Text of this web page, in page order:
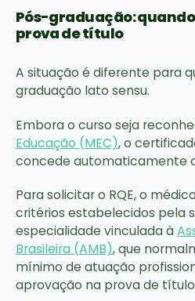
Pós-graduação:
prova de título
A situação é diferente para
graduação lato sensu.
Embora o curso seja
Educação (MEC), o
concede automaticamente
Para solicitar o RQE, o
critérios estabelecidos pela
especialidade vinculada à
Brasileira (AMB), que
mínimo de atuação
aprovação na prova de